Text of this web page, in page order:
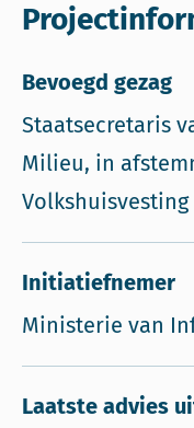
Bevoegd gezag
Staatsecretaris
Milieu, in
Initiatiefnemer
Ministerie van
Laatste advies